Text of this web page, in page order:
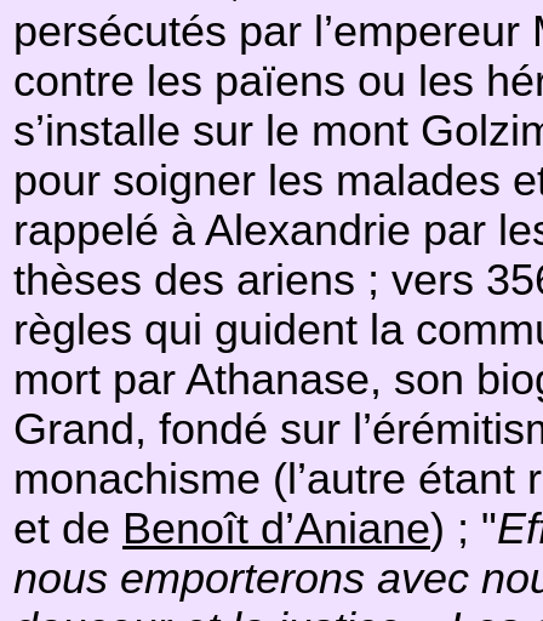
persécutés par
contre les païens ou les
s’installe sur le mont
pour soigner les malades
rappelé à Alexandrie par
thèses des ariens ; vers
règles qui guident la
mort par Athanase, son
Grand, fondé sur
monachisme (l’autre
et de Benoît d’Aniane) ; "
nous emporterons avec